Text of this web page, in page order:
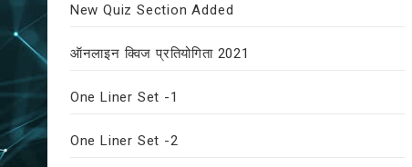
New Quiz Section Added
ऑनलाइन क्विज प्रतियोगिता 2021
One Liner Set -1
One Liner Set -2